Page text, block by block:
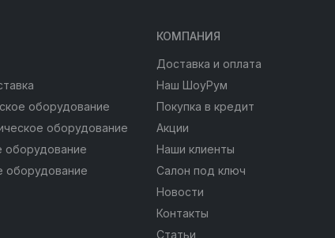
оборудование
оборудование
оборудование
КОМПАНИЯ
Доставка и оплата
Наш ШоуРум
Покупка в кредит
Акции
Наши клиенты
Салон под ключ
Новости
Контакты
Статьи